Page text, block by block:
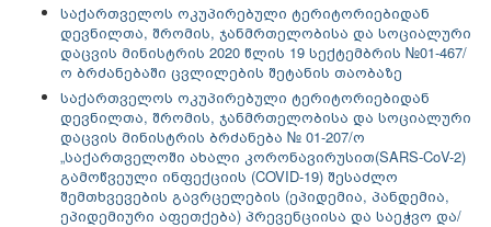
საქართველოს ოკუპირებული ტერიტორიებიდან
დევნილთა, შრომის, ჯანმრთელობისა და სოციალური
დაცვის მინისტრის 2020 წლის 19 სექტემბრის №01-467/
ო ბრძანებაში ცვლილების შეტანის თაობაზე
საქართველოს ოკუპირებული ტერიტორიებიდან
დევნილთა, შრომის, ჯანმრთელობისა და სოციალური
დაცვის მინისტრის ბრძანება № 01-207/ო
„საქართველოში ახალი კორონავირუსით(SARS-CoV-2)
გამოწვეული ინფექციის (COVID-19) შესაძლო
შემთხვევების გავრცელების (ეპიდემია, პანდემია,
ეპიდემიური აფეთქება) პრევენციისა და საეჭვო და/